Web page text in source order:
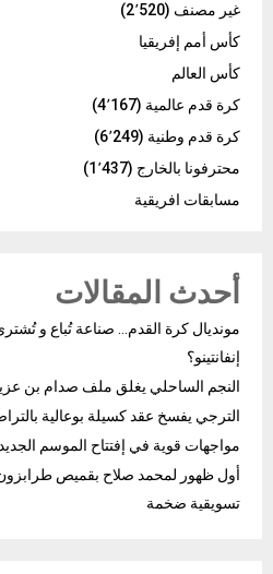
غير مصنف (2٬520)
كأس أمم إفريقيا
كأس العالم
كرة قدم عالمية (4٬167)
كرة قدم وطنية (6٬249)
محترفونا بالخارج (1٬437)
مسابقات افريقية
أحدث المقالات
مونديال كرة القدم… صناعة تُباع و
إنفانتينو؟
النجم الساحلي يغلق ملف صدام بن
الترجي يفسخ عقد كسيلة بوعالية
مواجهات قوية في إفتتاح الموسم الجديد
أول ظهور لمحمد صلاح بقميص
تسويقية ضخمة